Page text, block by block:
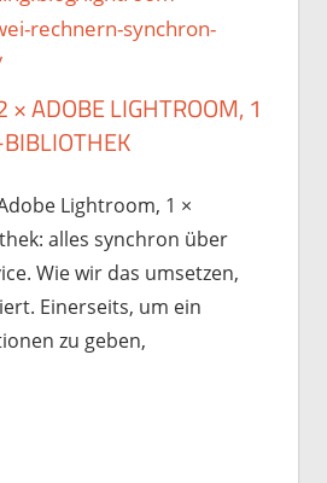
× ADOBE LIGHTROOM, 1
Lightroom, 1 ×
alles synchron über
Wie wir das umsetzen,
Einerseits, um ein
zu geben,